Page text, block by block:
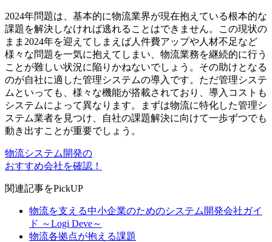
2024年問題は、基本的に物流業界が現在抱えている根本的な
課題を解決しなければ逃れることはできません。この現状の
まま2024年を迎えてしまえば人件費アップや人材不足など
様々な問題を一気に抱えてしまい、物流業務を継続的に行う
ことが難しい状況に陥りかねないでしょう。その助けとなる
のが自社に適した管理システムの導入です。ただ管理システ
ムといっても、様々な機能が搭載されており、導入コストも
システムによって異なります。まずは物流に特化した管理シ
ステム業者を見つけ、自社の課題解決に向けて一歩ずつでも
動き出すことが重要でしょう。
物流システム開発の
おすすめ会社を確認！
関連記事をPickUP
物流を支える中小企業のためのシステム開発会社ガイ
ド ～Logi Deve～
物流各拠点が抱える課題